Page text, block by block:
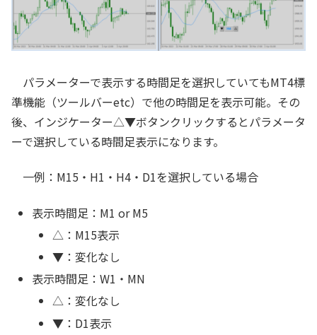
パラメーターで表示する時間足を選択していてもMT4標
準機能（ツールバーetc）で他の時間足を表示可能。その
後、インジケーター△▼ボタンクリックするとパラメータ
ーで選択している時間足表示になります。
一例：M15・H1・H4・D1を選択している場合
表示時間足：M1 or M5
△：M15表示
▼：変化なし
表示時間足：W1・MN
△：変化なし
▼：D1表示